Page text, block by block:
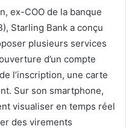
ex-COO de la banque
Starling Bank a conçu
plusieurs services
d’un compte
l’inscription, une carte
Sur son smartphone,
visualiser en temps réel
des virements